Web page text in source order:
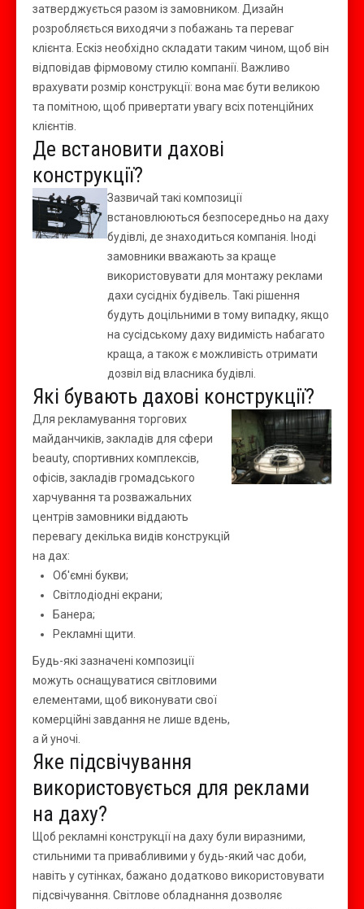
затверджується разом із замовником. Дизайн
розробляється виходячи з побажань та переваг
клієнта. Ескіз необхідно складати таким чином, щоб він
відповідав фірмовому стилю компанії. Важливо
врахувати розмір конструкції: вона має бути великою
та помітною, щоб привертати увагу всіх потенційних
клієнтів.
Де встановити дахові
конструкції?
Зазвичай такі композиції
встановлюються безпосередньо на даху
будівлі, де знаходиться компанія. Іноді
замовники вважають за краще
використовувати для монтажу реклами
дахи сусідніх будівель. Такі рішення
будуть доцільними в тому випадку, якщо
на сусідському даху видимість набагато
краща, а також є можливість отримати
дозвіл від власника будівлі.
Які бувають дахові конструкції?
Для рекламування торгових
майданчиків, закладів для сфери
beauty, спортивних комплексів,
офісів, закладів громадського
харчування та розважальних
центрів замовники віддають
перевагу декілька видів конструкцій
на дах:
Об'ємні букви;
Світлодіодні екрани;
Банера;
Рекламні щити.
Будь-які зазначені композиції
можуть оснащуватися світловими
елементами, щоб виконувати свої
комерційні завдання не лише вдень,
а й уночі.
Яке підсвічування
використовується для реклами
на даху?
Щоб рекламні конструкції на даху були виразними,
стильними та привабливими у будь-який час доби,
навіть у сутінках, бажано додатково використовувати
підсвічування. Світлове обладнання дозволяє